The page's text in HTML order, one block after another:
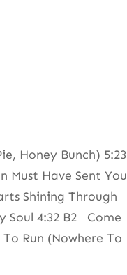
Honey Bunch) 5:23
Must Have Sent You
Shining Through
Soul 4:32 B2 Come
Run (Nowhere To